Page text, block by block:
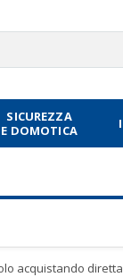
SICUREZZA
E DOMOTICA
acquistando